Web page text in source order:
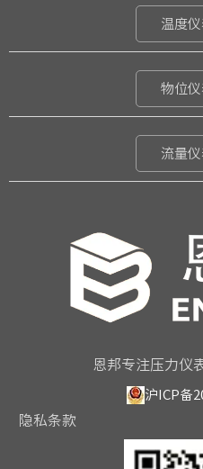
温度仪
物位仪
流量仪
恩邦专注压力仪
沪ICP备
隐私条款